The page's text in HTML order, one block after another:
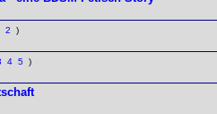
2 )
4 5 )